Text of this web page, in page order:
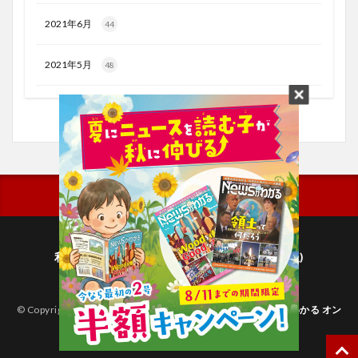
2021年6月 44
2021年5月 48
利用規約
プライバシーポリシー(毎日新聞出版)
個人情報について(毎日新聞社)
© Copyright 2026子どものためのニュース雑誌「ニュースがわかる オン
ライン」.